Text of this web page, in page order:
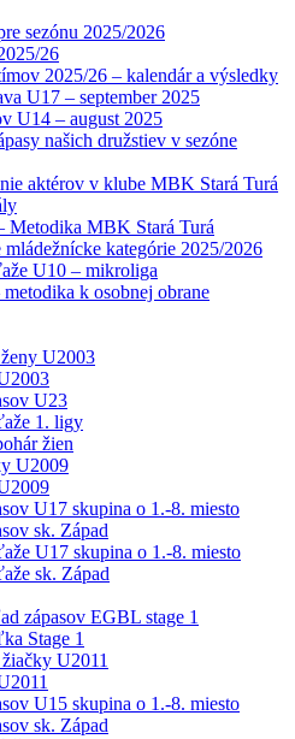
sezónu 2025/2026
26
2025/26 – kalendár a výsledky
U17 – september 2025
U14 – august 2025
našich družstiev v sezóne
aktérov v klube MBK Stará Turá
Metodika MBK Stará Turá
mládežnícke kategórie 2025/2026
U10 – mikroliga
k osobnej obrane
U2003
U23
1. ligy
žien
U2009
U17 skupina o 1.-8. miesto
sk. Západ
U17 skupina o 1.-8. miesto
sk. Západ
zápasov EGBL stage 1
Stage 1
U2011
U15 skupina o 1.-8. miesto
sk. Západ